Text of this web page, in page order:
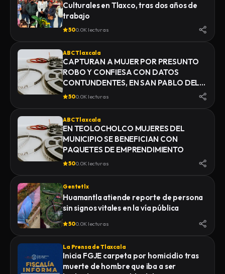
Culturales en Tlaxco, tras dos años de
trabajo
500.0K lecturas
ABC Tlaxcala
CAPTURAN A MUJER POR PRESUNTO
ROBO Y CONFIESA CON DATOS
CONTUNDENTES, EN SAN PABLO DEL
MONTE
500.0K lecturas
ABC Tlaxcala
EN TEOLOCHOLCO MUJERES DEL
MUNICIPIO SE BENEFICIAN CON
PAQUETES DE EMPRENDIMIENTO
500.0K lecturas
Gentetlx
Huamantla atiende reporte de persona
sin signos vitales en la vía pública
500.0K lecturas
La Prensa de Tlaxcala
Inicia FGJE carpeta por homicidio tras
muerte de hombre que iba a ser